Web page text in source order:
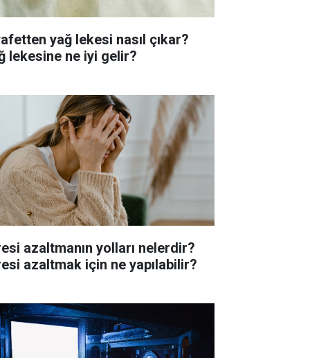
yağ lekesi nasıl çıkar?
lekesine ne iyi gelir?
azaltmanın yolları nelerdir?
azaltmak için ne yapılabilir?